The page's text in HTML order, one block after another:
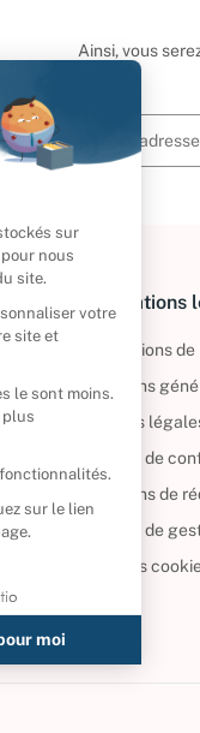
Ainsi, vous
Informations
Informations
Conditions
Mentions
Politique de
Conditions de
Politique de
Gérer vos